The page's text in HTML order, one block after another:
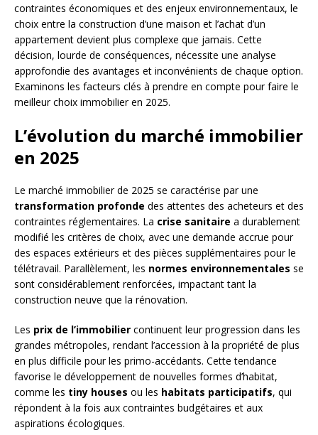
contraintes économiques et des enjeux environnementaux, le
choix entre la construction d’une maison et l’achat d’un
appartement devient plus complexe que jamais. Cette
décision, lourde de conséquences, nécessite une analyse
approfondie des avantages et inconvénients de chaque option.
Examinons les facteurs clés à prendre en compte pour faire le
meilleur choix immobilier en 2025.
L’évolution du marché immobilier
en 2025
Le marché immobilier de 2025 se caractérise par une
transformation profonde des attentes des acheteurs et des
contraintes réglementaires. La crise sanitaire a durablement
modifié les critères de choix, avec une demande accrue pour
des espaces extérieurs et des pièces supplémentaires pour le
télétravail. Parallèlement, les normes environnementales se
sont considérablement renforcées, impactant tant la
construction neuve que la rénovation.
Les prix de l’immobilier continuent leur progression dans les
grandes métropoles, rendant l’accession à la propriété de plus
en plus difficile pour les primo-accédants. Cette tendance
favorise le développement de nouvelles formes d’habitat,
comme les tiny houses ou les habitats participatifs, qui
répondent à la fois aux contraintes budgétaires et aux
aspirations écologiques.